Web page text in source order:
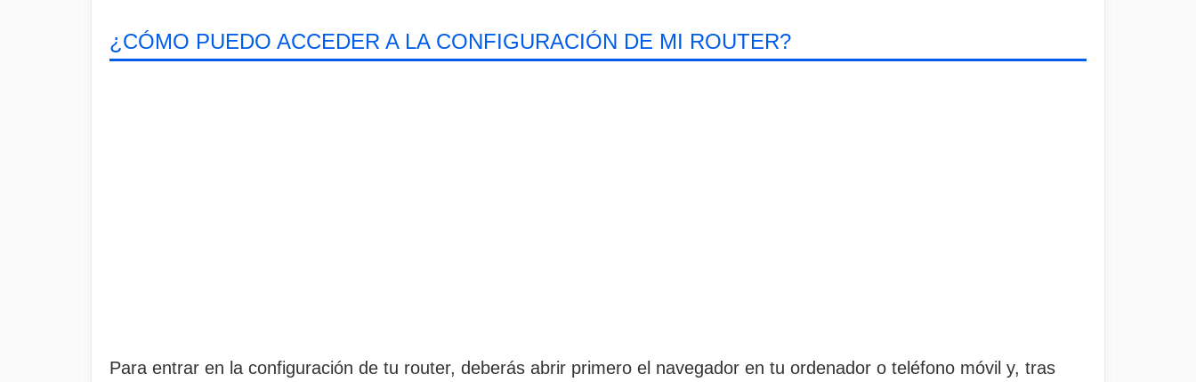
¿CÓMO PUEDO ACCEDER A LA CONFIGURACIÓN DE MI ROUTER?
Para entrar en la configuración de tu router, deberás abrir primero el navegador en tu ordenador o teléfono móvil y, tras